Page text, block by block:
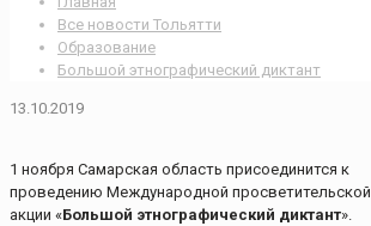
Все новости Тольятти
Образование
Большой этнографический диктант
13.10.2019
1 ноября Самарская область присоединится к
проведению Международной просветительской
акции «Большой этнографический диктант».